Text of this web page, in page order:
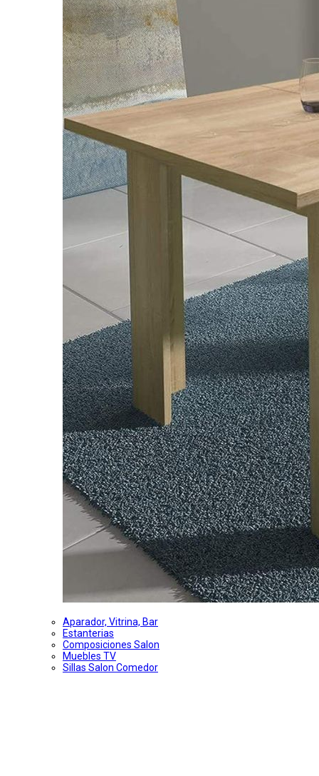
Aparador, Vitrina, Bar
Estanterias
Composiciones Salon
Muebles TV
Sillas Salon Comedor